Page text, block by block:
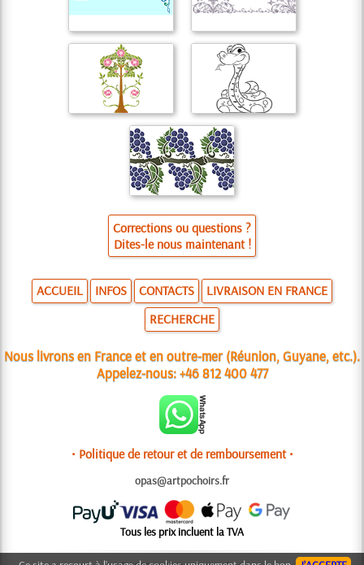
Corrections ou questions ?
Dites-le nous maintenant !
ACCUEIL INFOS CONTACTS
LIVRAISON EN FRANCE
RECHERCHE
Nous livrons en France et en outre-mer (Réunion, Guyane, etc.).
Appelez-nous:+46 812 400 477
• Politique de retour et de remboursement •
opas@artpochoirs.fr
Tous les prix incluent la TVA